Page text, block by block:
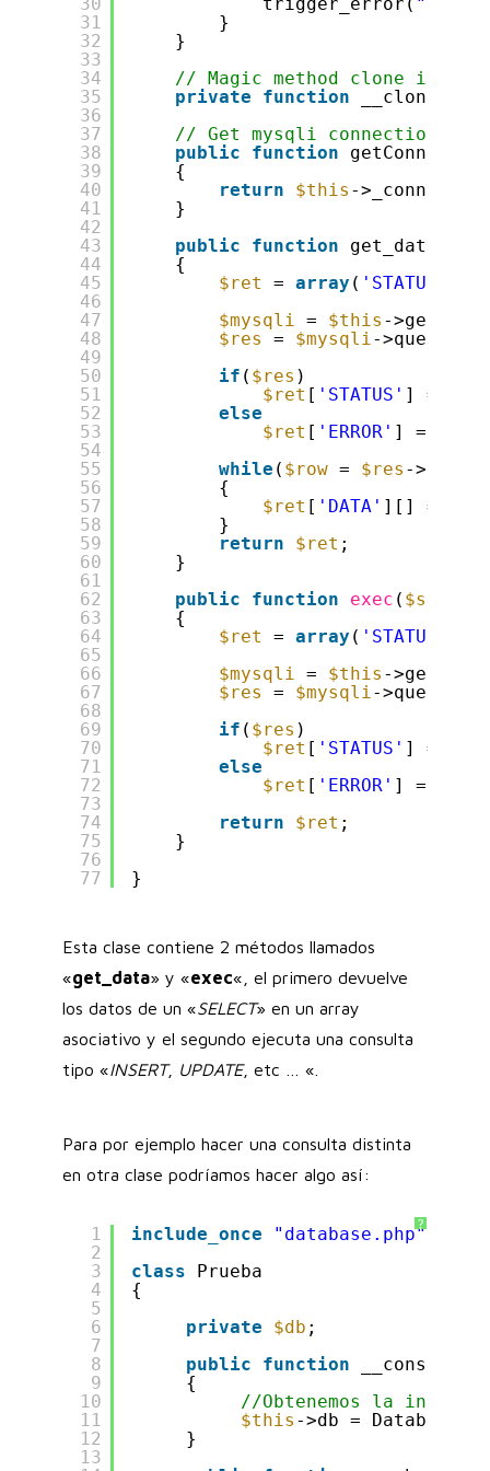
31
32
33
34
35
36
37
38
39
40
41
42
43
44
45
46
47
48
49
50
51
52
53
54
55
56
57
58
59
60
61
62
63
64
65
66
67
68
69
70
71
72
73
74
75
76
77
}
}
// Magic method clone is
private
function
__clone()
// Get mysqli connection
public
function
{
return
$this -
}
public
function get_data(
{
$ret
= array ( 'STATUS'
$mysqli = $this -
$res
= $mysqli->query(
if ( $res )
$ret [ 'STATUS' ] =
else
$ret [ 'ERROR' ] =
while ( $row = $res -
{
$ret [ 'DATA' ][] =
}
return
$ret ;
}
public
function exec ( $sql
{
$ret
= array ( 'STATUS'
$mysqli = $this -
$res
= $mysqli->query(
if ( $res )
$ret [ 'STATUS' ] =
else
$ret [ 'ERROR' ] =
return
$ret ;
}
}
Esta clase contiene 2 métodos llamados
«get_data» y «exec«, el primero devuelve
los datos de un «SELECT» en un array
asociativo y el segundo ejecuta una consulta
tipo «INSERT, UPDATE, etc … «.
Para por ejemplo hacer una consulta distinta
en otra clase podríamos hacer algo así:
?
1
2
3
4
5
6
7
8
9
10
11
12
13
include_once "database.php"
class
Prueba
{
private
$db ;
public
function
{
//Obtenemos la
$this ->db =
}